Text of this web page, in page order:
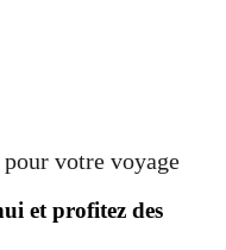
votre voyage
et profitez des